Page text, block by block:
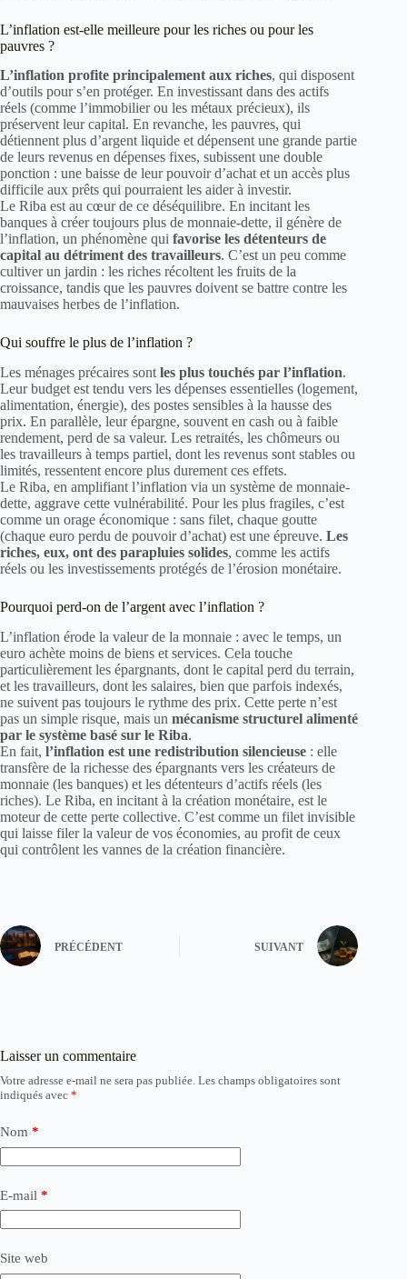
L’inflation est-elle meilleure pour les riches ou pour les
pauvres ?
L’inflation profite principalement aux riches, qui disposent
d’outils pour s’en protéger. En investissant dans des actifs
réels (comme l’immobilier ou les métaux précieux), ils
préservent leur capital. En revanche, les pauvres, qui
détiennent plus d’argent liquide et dépensent une grande partie
de leurs revenus en dépenses fixes, subissent une double
ponction : une baisse de leur pouvoir d’achat et un accès plus
difficile aux prêts qui pourraient les aider à investir.
Le Riba est au cœur de ce déséquilibre. En incitant les
banques à créer toujours plus de monnaie-dette, il génère de
l’inflation, un phénomène qui favorise les détenteurs de
capital au détriment des travailleurs. C’est un peu comme
cultiver un jardin : les riches récoltent les fruits de la
croissance, tandis que les pauvres doivent se battre contre les
mauvaises herbes de l’inflation.
Qui souffre le plus de l’inflation ?
Les ménages précaires sont les plus touchés par l’inflation.
Leur budget est tendu vers les dépenses essentielles (logement,
alimentation, énergie), des postes sensibles à la hausse des
prix. En parallèle, leur épargne, souvent en cash ou à faible
rendement, perd de sa valeur. Les retraités, les chômeurs ou
les travailleurs à temps partiel, dont les revenus sont stables ou
limités, ressentent encore plus durement ces effets.
Le Riba, en amplifiant l’inflation via un système de monnaie-
dette, aggrave cette vulnérabilité. Pour les plus fragiles, c’est
comme un orage économique : sans filet, chaque goutte
(chaque euro perdu de pouvoir d’achat) est une épreuve. Les
riches, eux, ont des parapluies solides, comme les actifs
réels ou les investissements protégés de l’érosion monétaire.
Pourquoi perd-on de l’argent avec l’inflation ?
L’inflation érode la valeur de la monnaie : avec le temps, un
euro achète moins de biens et services. Cela touche
particulièrement les épargnants, dont le capital perd du terrain,
et les travailleurs, dont les salaires, bien que parfois indexés,
ne suivent pas toujours le rythme des prix. Cette perte n’est
pas un simple risque, mais un mécanisme structurel alimenté
par le système basé sur le Riba.
En fait, l’inflation est une redistribution silencieuse : elle
transfère de la richesse des épargnants vers les créateurs de
monnaie (les banques) et les détenteurs d’actifs réels (les
riches). Le Riba, en incitant à la création monétaire, est le
moteur de cette perte collective. C’est comme un filet invisible
qui laisse filer la valeur de vos économies, au profit de ceux
qui contrôlent les vannes de la création financière.
PRÉCÉDENT SUIVANT
Laisser un commentaire
Votre adresse e-mail ne sera pas publiée. Les champs obligatoires sont
indiqués avec *
Nom *
E-mail *
Site web